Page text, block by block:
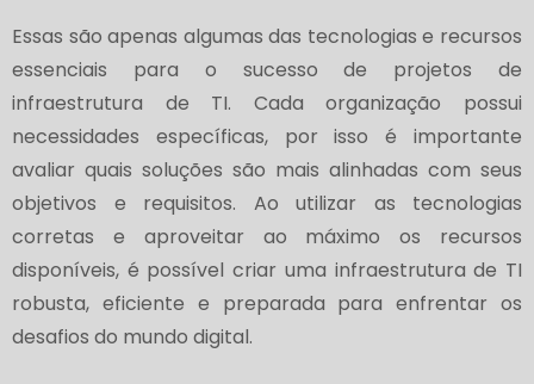
Essas são apenas algumas das tecnologias e recursos
essenciais para o sucesso de projetos de
infraestrutura de TI. Cada organização possui
necessidades específicas, por isso é importante
avaliar quais soluções são mais alinhadas com seus
objetivos e requisitos. Ao utilizar as tecnologias
corretas e aproveitar ao máximo os recursos
disponíveis, é possível criar uma infraestrutura de TI
robusta, eficiente e preparada para enfrentar os
desafios do mundo digital.